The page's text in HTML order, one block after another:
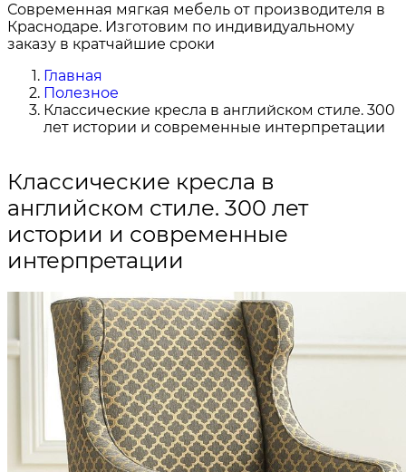
Современная мягкая мебель от производителя в
Краснодаре. Изготовим по индивидуальному
заказу в кратчайшие сроки
Главная
Полезное
Классические кресла в английском стиле. 300
лет истории и современные интерпретации
Классические кресла в
английском стиле. 300 лет
истории и современные
интерпретации